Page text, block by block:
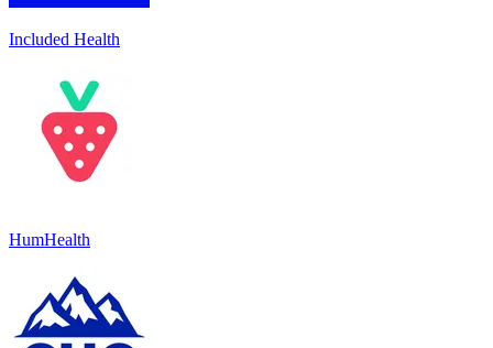
Included Health
HumHealth